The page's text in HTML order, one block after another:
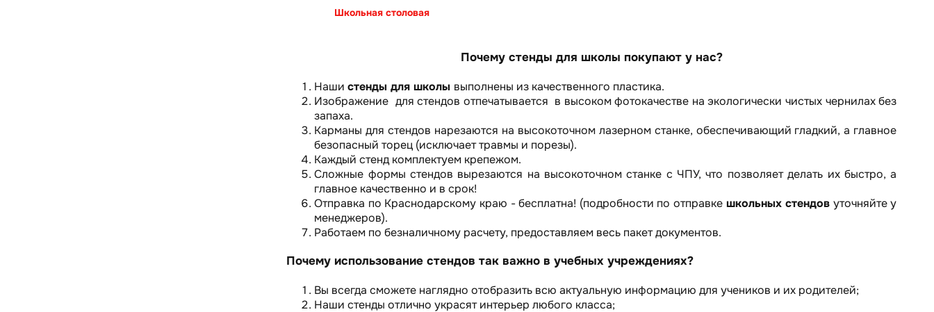
Школьная столовая
Почему стенды для школы покупают у нас?
Нашистенды для школы выполнены из качественного пластика.
Изображение для стендов отпечатывается в высоком фотокачестве на экологически чистых чернилах без
запаха.
Карманы для стендов нарезаются на высокоточном лазерном станке, обеспечивающий гладкий, а главное
безопасный торец (исключает травмы и порезы).
Каждый стенд комплектуем крепежом.
Сложные формы стендов вырезаются на высокоточном станке с ЧПУ, что позволяет делать их быстро, а
главное качественно и в срок!
Отправка по Краснодарскому краю - бесплатна! (подробности по отправке школьных стендов уточняйте у
менеджеров).
Работаем по безналичному расчету, предоставляем весь пакет документов.
Почему использование стендов так важно в учебных учреждениях?
Вы всегда сможете наглядно отобразить всю актуальную информацию для учеников и их родителей;
Наши стенды отлично украсят интерьер любого класса;